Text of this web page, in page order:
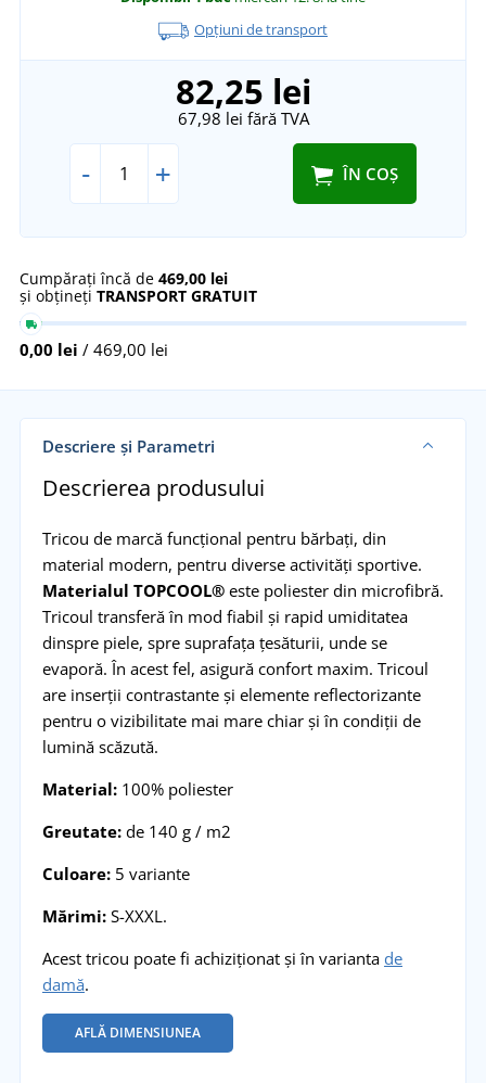
Opțiuni de transport
82,25 lei
67,98 lei fără TVA
- + ÎN COȘ
Cumpărați încă de 469,00 lei
și obțineți TRANSPORT GRATUIT
0,00 lei / 469,00 lei
Descriere și Parametri
Descrierea produsului
Tricou de marcă funcțional pentru bărbați, din
material modern, pentru diverse activități sportive.
Materialul TOPCOOL®este poliester din microfibră.
Tricoul transferă în mod fiabil și rapid umiditatea
dinspre piele, spre suprafața țesăturii, unde se
evaporă. În acest fel, asigură confort maxim. Tricoul
are inserții contrastante și elemente reflectorizante
pentru o vizibilitate mai mare chiar și în condiții de
lumină scăzută.
Material:100% poliester
Greutate:de 140 g / m2
Culoare:5 variante
Mărimi:S-XXXL.
Acest tricou poate fi achiziționat și în varianta de
damă.
AFLĂ DIMENSIUNEA